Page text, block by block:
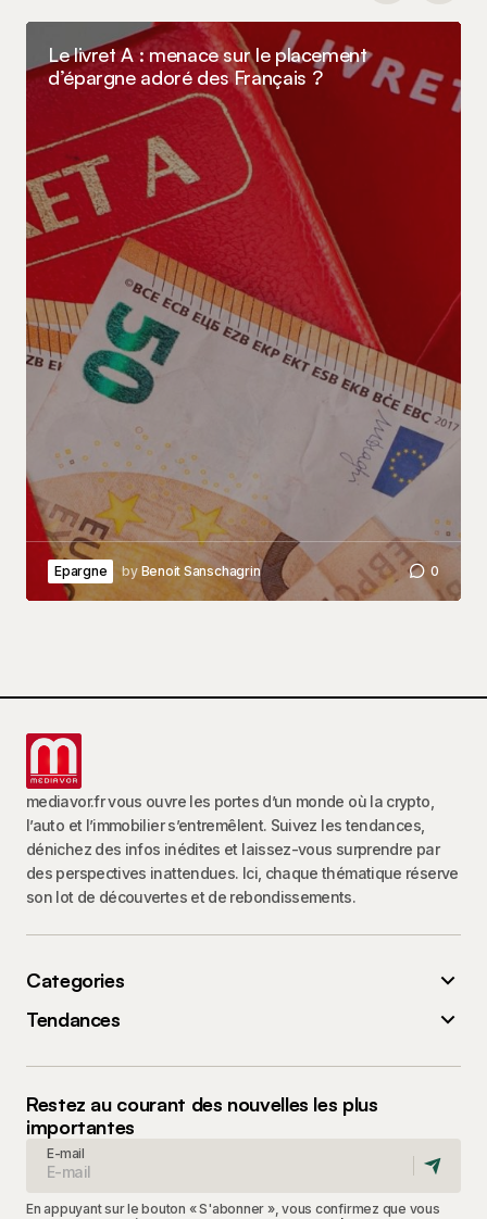
Le livret A : menace sur le placement
d’épargne adoré des Français ?
Epargne by Benoit Sanschagrin 0
mediavor.fr vous ouvre les portes d’un monde où la crypto,
l’auto et l’immobilier s’entremêlent. Suivez les tendances,
dénichez des infos inédites et laissez-vous surprendre par
des perspectives inattendues. Ici, chaque thématique réserve
son lot de découvertes et de rebondissements.
Categories
Tendances
Restez au courant des nouvelles les plus
importantes
E-mail
En appuyant sur le bouton « S'abonner », vous confirmez que vous